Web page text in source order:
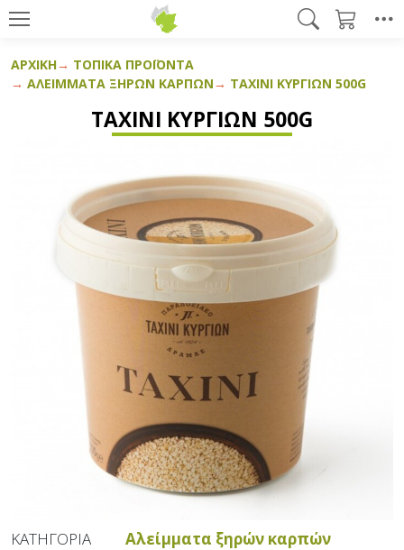
ΑΡΧΙΚΉ
ΤΟΠΙΚΆ ΠΡΟΪΌΝΤΑ
ΑΛΕΊΜΜΑΤΑ ΞΗΡΏΝ ΚΑΡΠΏΝ
ΤΑΧΊΝΙ ΚΥΡΓΊΩΝ 500G
ΤΑΧΊΝΙ ΚΥΡΓΊΩΝ 500G
ΚΑΤΗΓΟΡΊΑ
Αλείμματα ξηρών καρπών